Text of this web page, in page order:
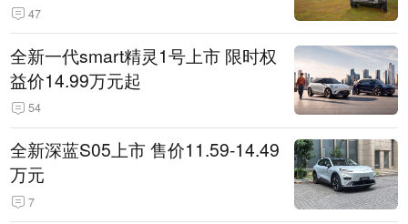
47
全新一代smart精灵1号上市 限时权
益价14.99万元起
54
全新深蓝S05上市 售价11.59-14.49
万元
7